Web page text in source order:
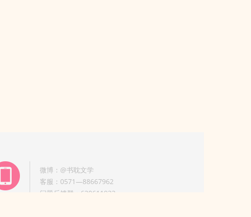
微博：@书耽文学
客服：0571—88667962
问题反馈群：630611933